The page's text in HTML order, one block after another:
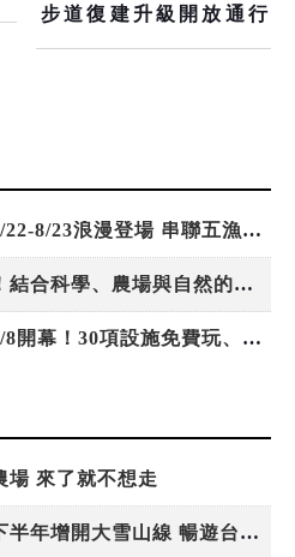
步道復建升級開放通行
「東北角外澳月夜」8/22-8/23浪漫登場 串聯五漁村、音樂、市集、火舞與慢旅共度夏夜
嘉義鹿草夏日探索趣！結合科學、農場與自然的親子小旅行
高雄最大親子遊樂園8/8開幕！30項設施免費玩、YOYO家族嗨翻暑假
場 來了就不想走
台灣好行／新路線！下半年增開大雪山線 暢遊台中更便利